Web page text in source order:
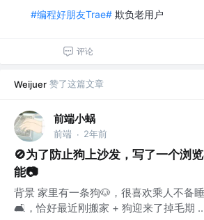
#编程好朋友Trae# 欺负老用户
评论
Weijuer 赞了这篇文章
前端小蜗
前端 · 2年前
🚫为了防止狗上沙发，写了一个浏
能📷
背景 家里有一条狗🐶，很喜欢乘人不备
🛋️，恰好最近刚搬家 + 狗迎来了掉毛期